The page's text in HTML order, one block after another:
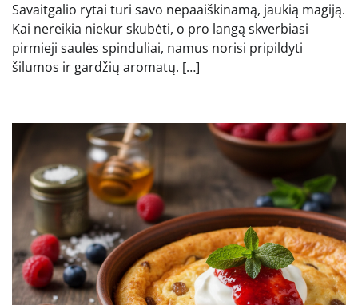
Savaitgalio rytai turi savo nepaaiškinamą, jaukią magiją.
Kai nereikia niekur skubėti, o pro langą skverbiasi
pirmieji saulės spinduliai, namus norisi pripildyti
šilumos ir gardžių aromatų. […]